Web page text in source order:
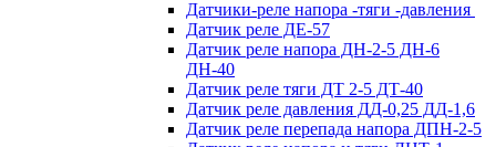
Датчики-реле напора -тяги -давления
Датчик реле ДЕ-57
Датчик реле напора ДН-2-5 ДН-6
ДН-40
Датчик реле тяги ДТ 2-5 ДТ-40
Датчик реле давления ДД-0,25 ДД-1,6
Датчик реле перепада напора ДПН-2-5